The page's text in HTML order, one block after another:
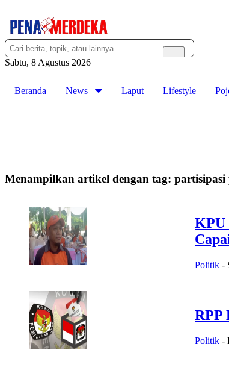
Sabtu, 8 Agustus 2026
Beranda News Laput Lifestyle
Menampilkan artikel dengan tag:
KPU
Politik -
RPP
Politik -